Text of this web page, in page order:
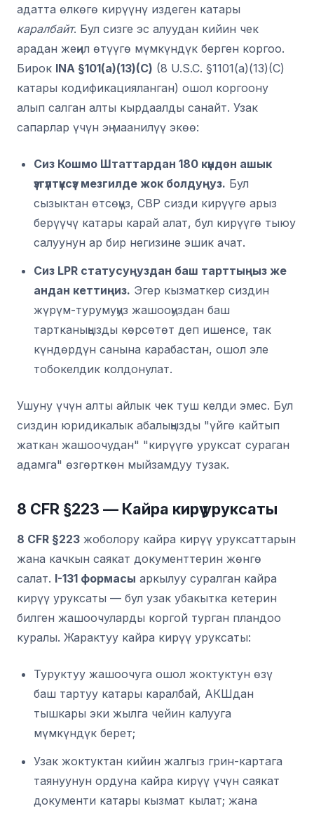
адатта өлкөгө кирүүнү издеген катары
каралбайт. Бул сизге эс алуудан кийин чек
арадан жеңил өтүүгө мүмкүндүк берген коргоо.
Бирок INA §101(a)(13)(C) (8 U.S.C. §1101(a)(13)(C)
катары кодификацияланган) ошол коргоону
алып салган алты кырдаалды санайт. Узак
сапарлар үчүн эң маанилүү экөө:
Сиз Кошмо Штаттардан 180 күндөн ашык
үзгүлтүксүз мезгилде жок болдуңуз. Бул
сызыктан өтсөңүз, CBP сизди кирүүгө арыз
берүүчү катары карай алат, бул кирүүгө тыюу
салуунун ар бир негизине эшик ачат.
Сиз LPR статусуңуздан баш тарттыңыз же
андан кеттиңиз. Эгер кызматкер сиздин
жүрүм-турумуңуз жашооңуздан баш
тартканыңызды көрсөтөт деп ишенсе, так
күндөрдүн санына карабастан, ошол эле
тобокелдик колдонулат.
Ушуну үчүн алты айлык чек туш келди эмес. Бул
сиздин юридикалык абалыңызды "үйгө кайтып
жаткан жашоочудан" "кирүүгө уруксат сураган
адамга" өзгөрткөн мыйзамдуу тузак.
8 CFR §223 — Кайра кирүү уруксаты
8 CFR §223 жоболору кайра кирүү уруксаттарын
жана качкын саякат документтерин жөнгө
салат. I-131 формасы аркылуу суралган кайра
кирүү уруксаты — бул узак убакытка кетерин
билген жашоочуларды коргой турган пландоо
куралы. Жарактуу кайра кирүү уруксаты:
Туруктуу жашоочуга ошол жоктуктун өзү
баш тартуу катары каралбай, АКШдан
тышкары эки жылга чейин калууга
мүмкүндүк берет;
Узак жоктуктан кийин жалгыз грин-картага
таянуунун ордуна кайра кирүү үчүн саякат
документи катары кызмат кылат; жана